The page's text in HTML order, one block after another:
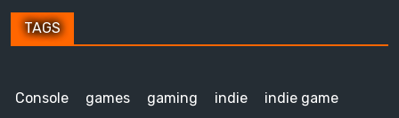
TAGS
Console games gaming indie indie game